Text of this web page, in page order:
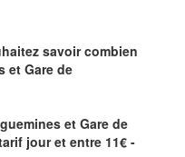
savoircombien
et Gare de
et Gare de
jour et entre 11€ -